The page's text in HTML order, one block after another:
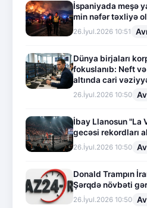
İspaniyada meşə
min nəfər təxliyə
26.İyul.2026 10:51
Dünya birjaları
fokuslanıb: Neft
altında cari
26.İyul.2026 10:50
İbay Llanosun "La
gecəsi rekordları
26.İyul.2026 10:50
Donald Trampın
Şərqdə növbəti
26.İyul.2026 10:50